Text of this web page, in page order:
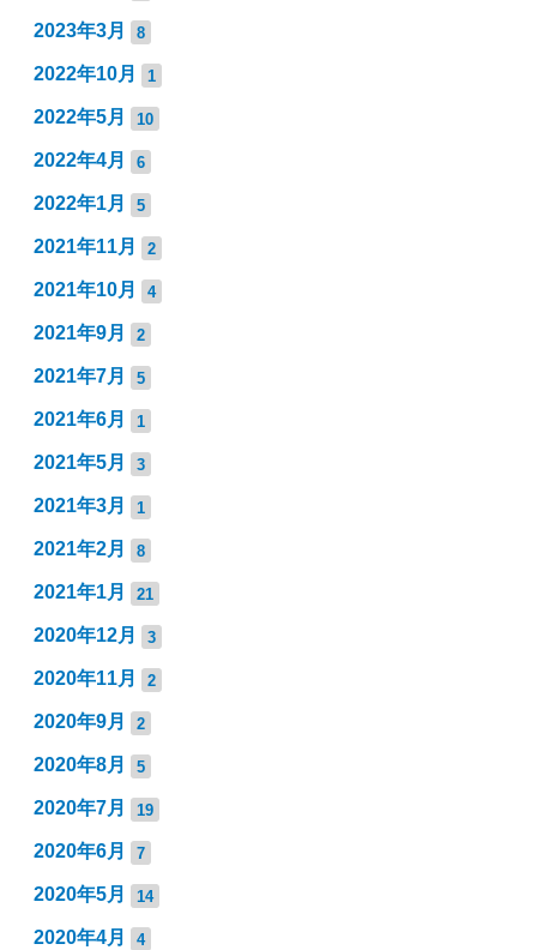
2023年3月 8
2022年10月 1
2022年5月 10
2022年4月 6
2022年1月 5
2021年11月 2
2021年10月 4
2021年9月 2
2021年7月 5
2021年6月 1
2021年5月 3
2021年3月 1
2021年2月 8
2021年1月 21
2020年12月 3
2020年11月 2
2020年9月 2
2020年8月 5
2020年7月 19
2020年6月 7
2020年5月 14
2020年4月 4